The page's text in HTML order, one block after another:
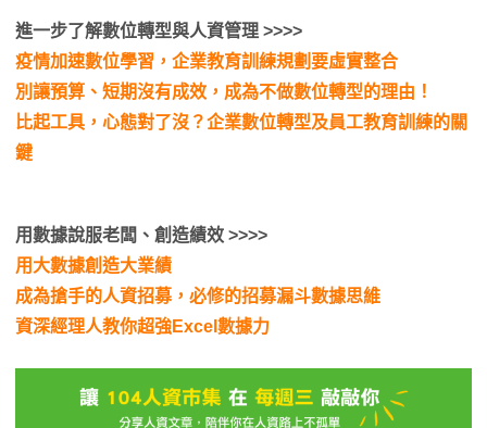
進一步了解數位轉型與人資管理 >>>>
疫情加速數位學習，企業教育訓練規劃要虛實整合
別讓預算、短期沒有成效，成為不做數位轉型的理由！
比起工具，心態對了沒？企業數位轉型及員工教育訓練的關
鍵
用數據說服老闆、創造績效 >>>>
用大數據創造大業績
成為搶手的人資招募，必修的招募漏斗數據思維
資深經理人教你超強Excel數據力